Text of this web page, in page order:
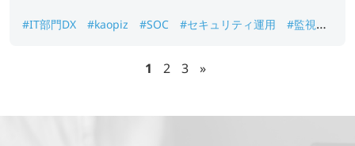
#IT部門DX #kaopiz #SOC #セキュリティ運用
#監視サ
1 2 3 »